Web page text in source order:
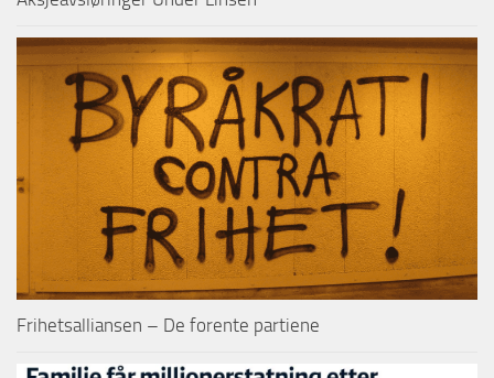
Frihetsalliansen – De forente partiene